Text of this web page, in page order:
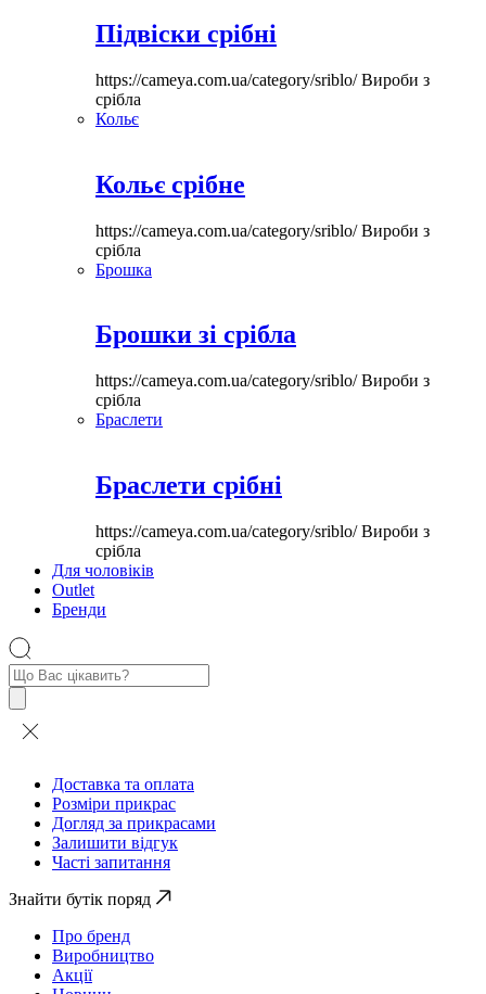
Підвіски срібні
https://cameya.com.ua/category/sriblo/Вироби з
срібла
Кольє
Кольє срібне
https://cameya.com.ua/category/sriblo/Вироби з
срібла
Брошка
Брошки зі срібла
https://cameya.com.ua/category/sriblo/Вироби з
срібла
Браслети
Браслети срібні
https://cameya.com.ua/category/sriblo/Вироби з
срібла
Для чоловіків
Outlet
Бренди
Пошук
товарів
Доставка та оплата
Розміри прикрас
Догляд за прикрасами
Залишити відгук
Часті запитання
Знайти бутік поряд
Про бренд
Виробництво
Акції